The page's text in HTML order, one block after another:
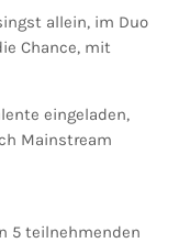
allein, im Duo
Chance, mit
eingeladen,
Mainstream
5 teilnehmenden